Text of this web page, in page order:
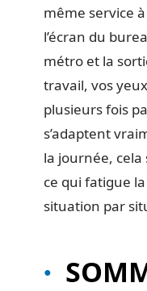
même service
l’écran du
métro et la
travail, vos
plusieurs fois
s’adaptent
la journée,
ce qui fatigue
situation par